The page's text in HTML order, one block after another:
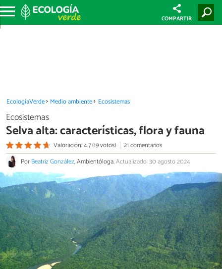
COMPARTIR
EcologíaVerde Medio ambiente Ecosistemas
Ecosistemas
Selva alta: características, flora y fauna
Valoración: 4.7 (19 votos)
21 comentarios
PorBeatriz González, Ambientóloga.Actualizado: 30 agosto 2024